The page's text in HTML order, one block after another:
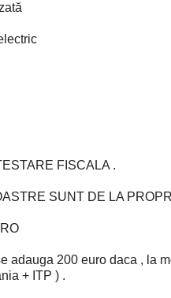
FISCALA .
SUNT DE LA
adauga 200 euro daca , la
+ ITP ) .